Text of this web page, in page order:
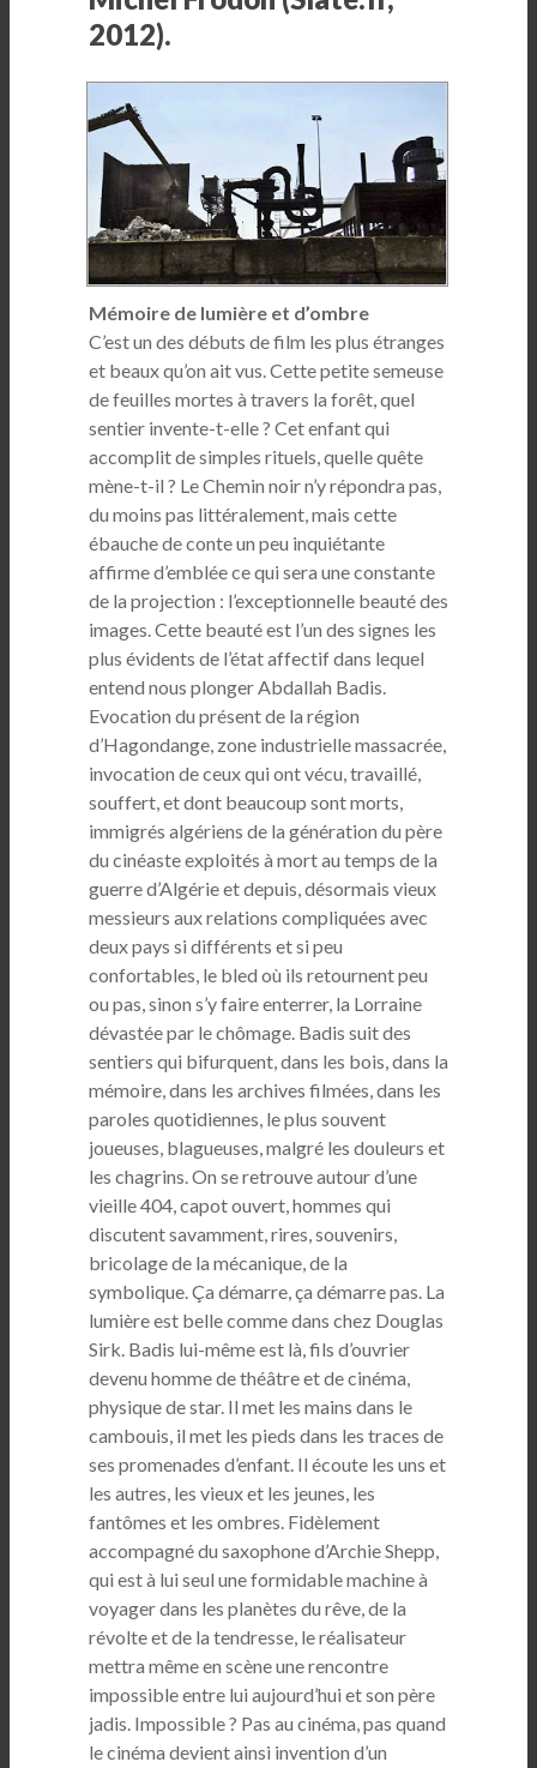
2012).
Mémoire de lumière et d’ombre
C’est un des débuts de film les plus étranges
et beaux qu’on ait vus. Cette petite semeuse
de feuilles mortes à travers la forêt, quel
sentier invente-t-elle ? Cet enfant qui
accomplit de simples rituels, quelle quête
mène-t-il ? Le Chemin noir n’y répondra pas,
du moins pas littéralement, mais cette
ébauche de conte un peu inquiétante
affirme d’emblée ce qui sera une constante
de la projection : l’exceptionnelle beauté des
images. Cette beauté est l’un des signes les
plus évidents de l’état affectif dans lequel
entend nous plonger Abdallah Badis.
Evocation du présent de la région
d’Hagondange, zone industrielle massacrée,
invocation de ceux qui ont vécu, travaillé,
souffert, et dont beaucoup sont morts,
immigrés algériens de la génération du père
du cinéaste exploités à mort au temps de la
guerre d’Algérie et depuis, désormais vieux
messieurs aux relations compliquées avec
deux pays si différents et si peu
confortables, le bled où ils retournent peu
ou pas, sinon s’y faire enterrer, la Lorraine
dévastée par le chômage. Badis suit des
sentiers qui bifurquent, dans les bois, dans la
mémoire, dans les archives filmées, dans les
paroles quotidiennes, le plus souvent
joueuses, blagueuses, malgré les douleurs et
les chagrins. On se retrouve autour d’une
vieille 404, capot ouvert, hommes qui
discutent savamment, rires, souvenirs,
bricolage de la mécanique, de la
symbolique. Ça démarre, ça démarre pas. La
lumière est belle comme dans chez Douglas
Sirk. Badis lui-même est là, fils d’ouvrier
devenu homme de théâtre et de cinéma,
physique de star. Il met les mains dans le
cambouis, il met les pieds dans les traces de
ses promenades d’enfant. Il écoute les uns et
les autres, les vieux et les jeunes, les
fantômes et les ombres. Fidèlement
accompagné du saxophone d’Archie Shepp,
qui est à lui seul une formidable machine à
voyager dans les planètes du rêve, de la
révolte et de la tendresse, le réalisateur
mettra même en scène une rencontre
impossible entre lui aujourd’hui et son père
jadis. Impossible ? Pas au cinéma, pas quand
le cinéma devient ainsi invention d’un